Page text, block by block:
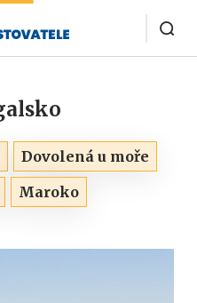
Dovolená u moře
Maroko